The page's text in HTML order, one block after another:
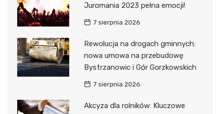
Juromania 2023 pełna emocji!
7 sierpnia 2026
Rewolucja na drogach gminnych:
nowa umowa na przebudowę
Bystrzanowic i Gór Gorzkowskich
7 sierpnia 2026
Akcyza dla rolników: Kluczowe